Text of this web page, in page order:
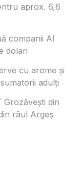
aprox. 6,6
companii AI
dolari
cu arome și
adulți
Grozăvești din
râul Argeș